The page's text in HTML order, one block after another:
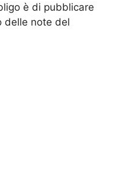
è di pubblicare
delle note del